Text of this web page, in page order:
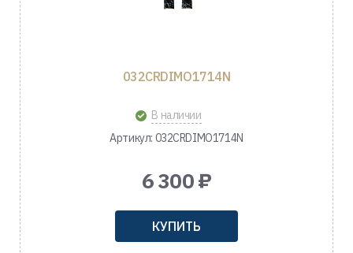
032CRDIMO1714N
В наличии
Артикул: 032CRDIMO1714N
6 300 ₽
КУПИТЬ